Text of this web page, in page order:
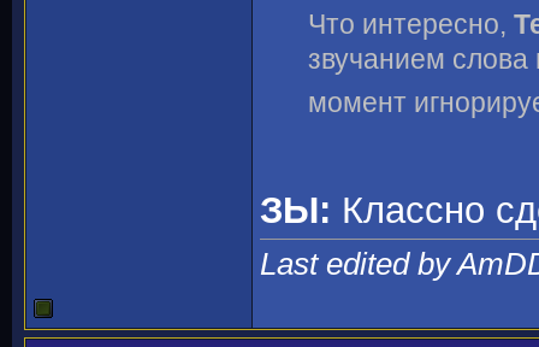
Что интересно,
звучанием слова
момент
ЗЫ: Классно
Last edited by